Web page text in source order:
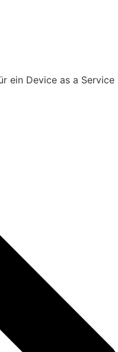
ein Device as a Service